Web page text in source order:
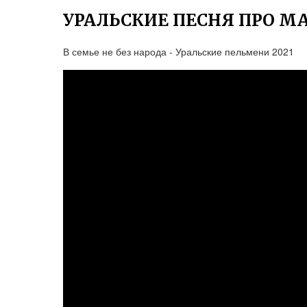
УРАЛЬСКИЕ ПЕСНЯ ПРО
В семье не без народа - Уральские пельмени 2021